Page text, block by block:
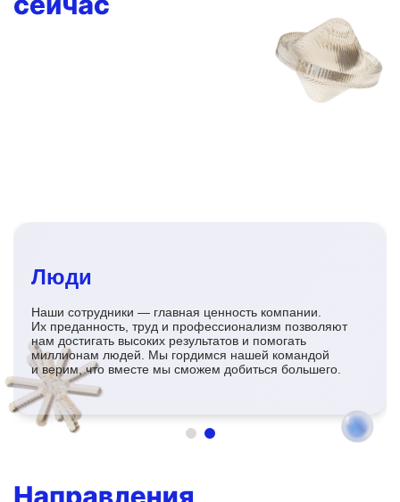
Люди
Наши сотрудники — главная ценность компании.
Их преданность, труд и профессионализм позволяют
нам достигать высоких результатов и помогать
миллионам людей. Мы гордимся нашей командой
и верим, что вместе мы сможем добиться большего.